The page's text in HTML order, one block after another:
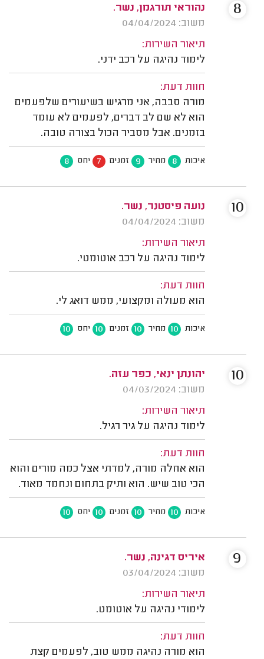
נהוראי תורגמן, נשר.
משוב: 04/04/2024
תיאור השירות:
לימוד נהיגה על רכב ידני.
חוות דעת:
מורה סבבה, אני מרגיש בשיעורים שלפעמים
הוא לא שם לב דברים, לפעמים לא עומד
בזמנים. אבל מסביר הכול בצורה טובה.
איכות 8 מחיר 9 זמנים 7 יחס 8
8
נועה פיסטנר, נשר.
משוב: 04/04/2024
תיאור השירות:
לימוד נהיגה על רכב אוטומטי.
חוות דעת:
הוא מעולה ומקצועי, ממש דואג לי.
איכות 10 מחיר 10 זמנים 10 יחס 10
10
יהונתן ינאי, כפר עזה.
משוב: 04/03/2024
תיאור השירות:
לימוד נהיגה על גיר רגיל.
חוות דעת:
הוא אחלה מורה, למדתי אצל כמה מורים והוא
הכי טוב שיש. הוא ותיק בתחום ונחמד מאוד.
איכות 10 מחיר 10 זמנים 10 יחס 10
10
איריס דגינה, נשר.
משוב: 03/04/2024
תיאור השירות:
לימודי נהיגה על אוטומט.
חוות דעת:
הוא מורה נהיגה ממש טוב, לפעמים קצת
9